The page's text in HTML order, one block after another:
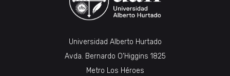
Universidad Alberto Hurtado
Avda. Bernardo O’Higgins 1825
Metro Los Héroes